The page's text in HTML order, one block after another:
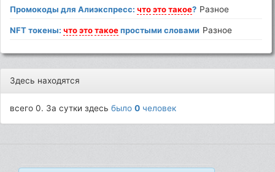
Промокоды для Алиэкспресс:что это такое? Разное
NFT токены:что это такоепростыми словами Разное
Здесь находятся
всего 0. За сутки здесьбыло0 человек